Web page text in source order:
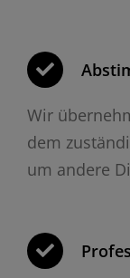
Wir
dem
um andere